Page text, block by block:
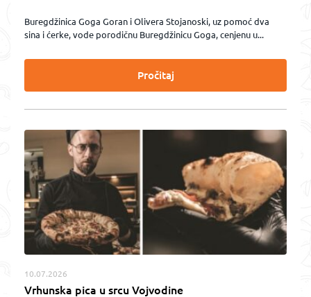
Buregdžinica Goga Goran i Olivera Stojanoski, uz pomoć dva
sina i ćerke, vode porodičnu Buregdžinicu Goga, cenjenu u...
Pročitaj
10.07.2026
Vrhunska pica u srcu Vojvodine